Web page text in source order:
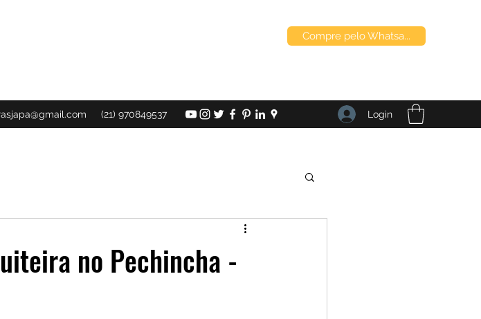
Compre pelo Whatsa...
(21) 970849537 Login
no Pechincha -